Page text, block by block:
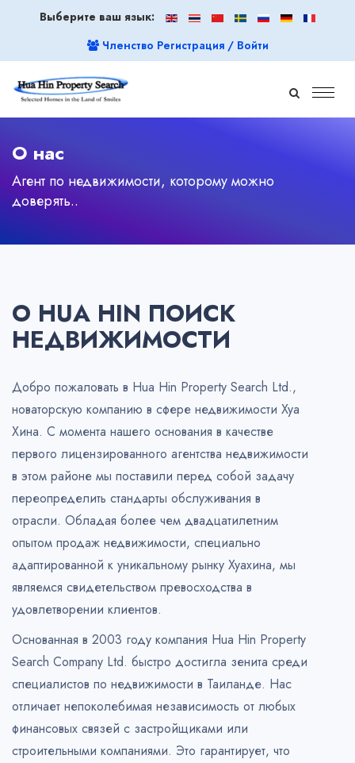
Выберите ваш язык:
Членство Регистрация / Войти
О нас
Агент по недвижимости, которому можно
доверять..
О HUA HIN ПОИСК
НЕДВИЖИМОСТИ
Добро пожаловать в Hua Hin Property Search Ltd.,
новаторскую компанию в сфере недвижимости Хуа
Хина. С момента нашего основания в качестве
первого лицензированного агентства недвижимости
в этом районе мы поставили перед собой задачу
переопределить стандарты обслуживания в
отрасли. Обладая более чем двадцатилетним
опытом продаж недвижимости, специально
адаптированной к уникальному рынку Хуахина, мы
являемся свидетельством превосходства в
удовлетворении клиентов.
Основанная в 2003 году компания Hua Hin Property
Search Company Ltd. быстро достигла зенита среди
специалистов по недвижимости в Таиланде. Нас
отличает непоколебимая независимость от любых
финансовых связей с застройщиками или
строительными компаниями. Это гарантирует, что